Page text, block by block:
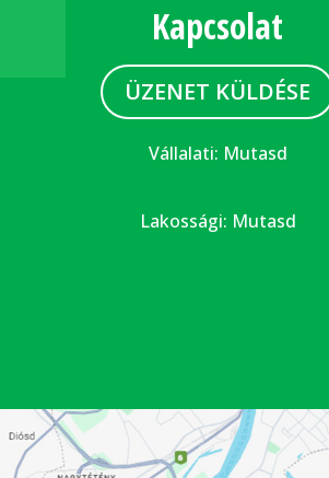
Kapcsolat
ÜZENET KÜLDÉSE
Vállalati: Mutasd
Lakossági: Mutasd
Üzenetet küldök ›